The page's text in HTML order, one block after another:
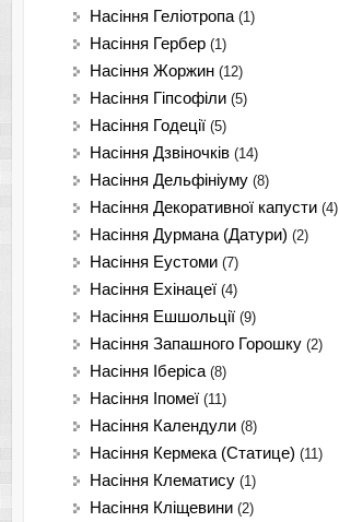
Насіння Геліотропа (1)
Насіння Гербер (1)
Насіння Жоржин (12)
Насіння Гіпсофіли (5)
Насіння Годеції (5)
Насіння Дзвіночків (14)
Насіння Дельфініуму (8)
Насіння Декоративної капусти (4)
Насіння Дурмана (Датури) (2)
Насіння Еустоми (7)
Насіння Ехінацеї (4)
Насіння Ешшольції (9)
Насіння Запашного Горошку (2)
Насіння Іберіса (8)
Насіння Іпомеї (11)
Насіння Календули (8)
Насіння Кермека (Статице) (11)
Насіння Клематису (1)
Насіння Кліщевини (2)